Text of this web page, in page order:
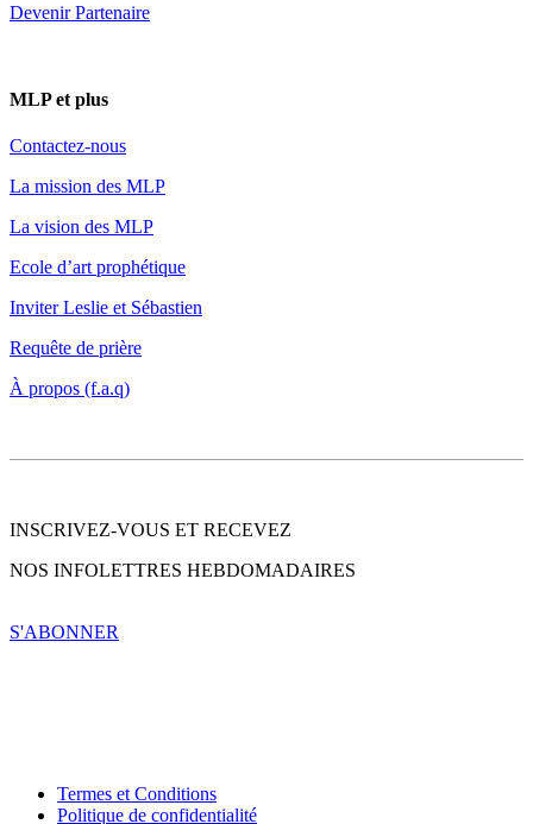
Devenir Partenaire
MLP et plus
Contactez-nous
La mission des MLP
La vision des MLP
Ecole d’art prophétique
Inviter Leslie et Sébastien
Requête de prière
À propos (f.a.q)
INSCRIVEZ-VOUS ET RECEVEZ
NOS INFOLETTRES HEBDOMADAIRES
S'ABONNER
Termes et Conditions
Politique de confidentialité